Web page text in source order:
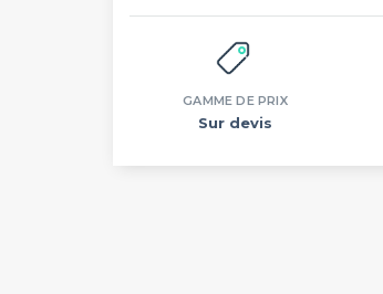
GAMME DE PRIX
Sur devis